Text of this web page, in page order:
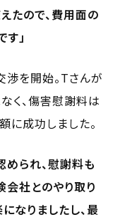
たので、費用面の
」
を開始。Tさんが
く、傷害慰謝料は
に成功しました。
められ、慰謝料も
会社とのやり取り
なりましたし、最